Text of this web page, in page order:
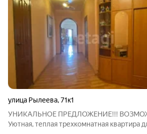
улица Рылеева,71к1
УНИКАЛЬНОЕ ПРЕДЛОЖЕНИЕ!!!
Уютная, теплая трехкомнатная квартира